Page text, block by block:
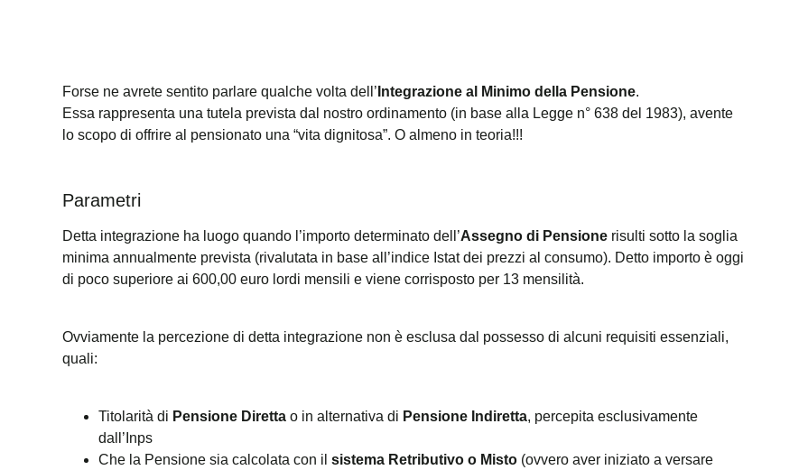
Forse ne avrete sentito parlare qualche volta dell’ Integrazione al Minimo della Pensione.
Essa rappresenta una tutela prevista dal nostro ordinamento (in base alla Legge n° 638 del 1983), avente
lo scopo di offrire al pensionato una “vita dignitosa”. O almeno in teoria!!!
Parametri
Detta integrazione ha luogo quando l’importo determinato dell’Assegno di Pensionerisulti sotto la soglia
minima annualmente prevista (rivalutata in base all’indice Istat dei prezzi al consumo). Detto importo è oggi
di poco superiore ai 600,00 euro lordi mensili e viene corrisposto per 13 mensilità.
Ovviamente la percezione di detta integrazione non è esclusa dal possesso di alcuni requisiti essenziali,
quali:
Titolarità di Pensione Direttao in alternativa di Pensione Indiretta, percepita esclusivamente
dall’Inps
Che la Pensione sia calcolata con il sistema Retributivo o Misto(ovvero aver iniziato a versare